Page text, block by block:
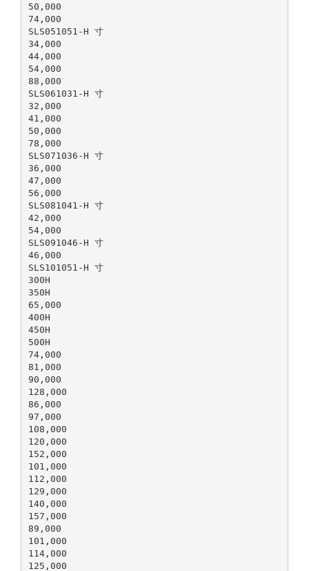
50,000
74,000
SLS051051-H 寸
34,000
44,000
54,000
88,000
SLS061031-H 寸
32,000
41,000
50,000
78,000
SLS071036-H 寸
36,000
47,000
56,000
SLS081041-H 寸
42,000
54,000
SLS091046-H 寸
46,000
SLS101051-H 寸
300H
350H
65,000
400H
450H
500H
74,000
81,000
90,000
128,000
86,000
97,000
108,000
120,000
152,000
101,000
112,000
129,000
140,000
157,000
89,000
101,000
114,000
125,000